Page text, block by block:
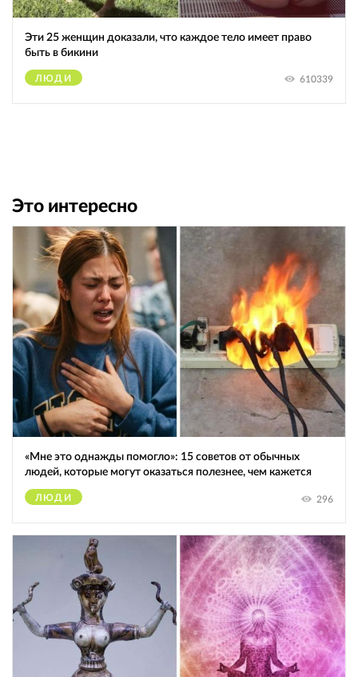
Эти 25 женщин доказали, что каждое тело имеет право
быть в бикини
ЛЮДИ 610339
Это интересно
«Мне это однажды помогло»: 15 советов от обычных
людей, которые могут оказаться полезнее, чем кажется
ЛЮДИ 296